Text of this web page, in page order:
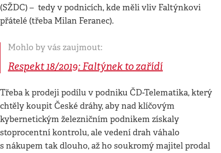
(SŽDC) – tedy v podnicích, kde měli vliv Faltýnkovi
přátelé (třeba Milan Feranec).
Mohlo by vás zaujmout:
Respekt 18/2019: Faltýnek to zařídí
Třeba k prodeji podílu v podniku ČD-Telematika, který
chtěly koupit České dráhy, aby nad klíčovým
kybernetickým železničním podnikem získaly
stoprocentní kontrolu, ale vedení drah váhalo
s nákupem tak dlouho, až ho soukromý majitel prodal